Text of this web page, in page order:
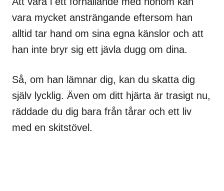
vara mycket ansträngande eftersom han
alltid tar hand om sina egna känslor och att
han inte bryr sig ett jävla dugg om dina.
Så, om han lämnar dig, kan du skatta dig
själv lycklig. Även om ditt hjärta är trasigt nu,
räddade du dig bara från tårar och ett liv
med en skitstövel.